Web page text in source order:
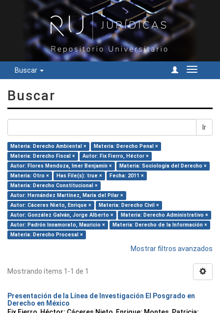
Buscar
Cambiar
Buscar
Ir
Materia: Derecho Ambiental ×
Materia: Derecho Penal ×
Materia: Derecho Fiscal ×
Autor: Fix Fierro, Héctor ×
Autor: Flores Mendoza, Imer Benjamín ×
Materia: Sociología del Derecho ×
Materia: Otro ×
Has File(s): true ×
Fecha: 2011 ×
Materia: Derecho Constitucional ×
Autor: Hernández Martínez, María del Pilar ×
Autor: Cáceres Nieto, Enrique ×
Materia: Derecho Civil ×
Autor: González Galván, Jorge Alberto ×
Materia: Derecho Administrativo ×
Autor: Padrón Innamorato, Mauricio ×
Materia: Derecho de la Información ×
Materia: Derecho Procesal ×
Mostrar filtros avanzados
Mostrando ítems 1-1 de 1
Presentación de la Línea de Investigación El Posgrado en
Derecho en México